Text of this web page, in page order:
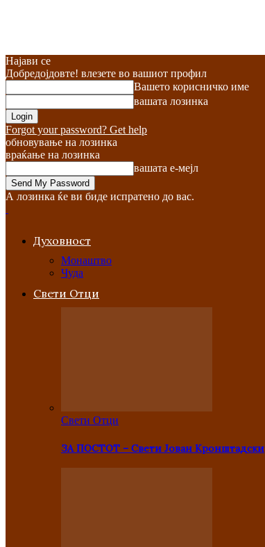
Најави се
Добредојдовте! влезете во вашиот профил
Вашето корисничко име
вашата лозинка
Forgot your password? Get help
обновување на лозинка
враќање на лозинка
вашата е-мејл
А лозинка ќе ви биде испратено до вас.
Духовност
Монаштво
Чуда
Свети Отци
Свети Отци
ЗА ПОСТОТ – Свети Јован Кронштадски